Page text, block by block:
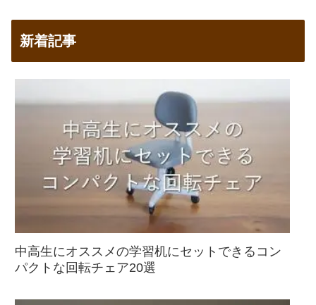
新着記事
中高生にオススメの学習机にセットできるコン
パクトな回転チェア20選